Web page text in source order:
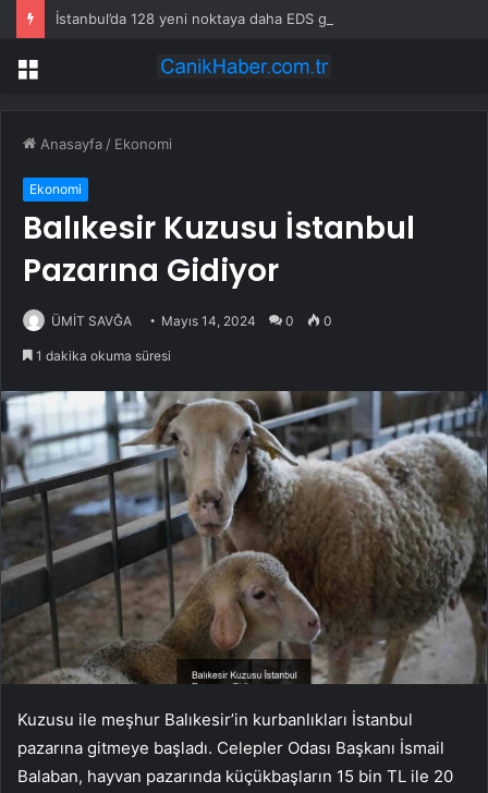
İstanbul’da 128 yeni noktaya daha EDS geliyor
Menü
Anasayfa / Ekonomi
Ekonomi
Balıkesir Kuzusu İstanbul
Pazarına Gidiyor
ÜMİT SAVĞA Mayıs 14, 2024 0 0
1 dakika okuma süresi
Kuzusu ile meşhur Balıkesir’in kurbanlıkları İstanbul
pazarına gitmeye başladı. Celepler Odası Başkanı İsmail
Balaban, hayvan pazarında küçükbaşların 15 bin TL ile 20